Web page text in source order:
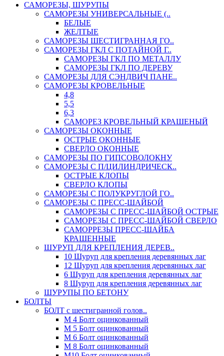
САМОРЕЗЫ, ШУРУПЫ
САМОРЕЗЫ УНИВЕРСАЛЬНЫЕ (..
БЕЛЫЕ
ЖЕЛТЫЕ
САМОРЕЗЫ ШЕСТИГРАННАЯ ГО..
САМОРЕЗЫ ГКЛ С ПОТАЙНОЙ Г..
САМОРЕЗЫ ГКЛ ПО МЕТАЛЛУ
САМОРЕЗЫ ГКЛ ПО ДЕРЕВУ
САМОРЕЗЫ ДЛЯ СЭНДВИЧ ПАНЕ..
САМОРЕЗЫ КРОВЕЛЬНЫЕ
4,8
5,5
6,3
САМОРЕЗ КРОВЕЛЬНЫЙ КРАШЕНЫЙ
САМОРЕЗЫ ОКОННЫЕ
ОСТРЫЕ ОКОННЫЕ
СВЕРЛО ОКОННЫЕ
САМОРЕЗЫ ПО ГИПСОВОЛОКНУ
САМОРЕЗЫ С П/ЦИЛИНДРИЧЕСК..
ОСТРЫЕ КЛОПЫ
СВЕРЛО КЛОПЫ
САМОРЕЗЫ С ПОЛУКРУГЛОЙ ГО..
САМОРЕЗЫ С ПРЕСС-ШАЙБОЙ
САМОРЕЗЫ С ПРЕСС-ШАЙБОЙ ОСТРЫЕ
САМОРЕЗЫ С ПРЕСС-ШАЙБОЙ СВЕРЛО
САМОРРЕЗЫ ПРЕСС-ШАЙБА
КРАШЕННЫЕ
ШУРУП ДЛЯ КРЕПЛЕНИЯ ДЕРЕВ..
10 Шуруп для крепления деревянных лаг
12 Шуруп для крепления деревянных лаг
6 Шуруп для крепления деревянных лаг
8 Шуруп для крепления деревянных лаг
ШУРУПЫ ПО БЕТОНУ
БОЛТЫ
БОЛТ с шестигранной голов..
М 4 Болт оцинкованный
М 5 Болт оцинкованный
М 6 Болт оцинкованный
М 8 Болт оцинкованный